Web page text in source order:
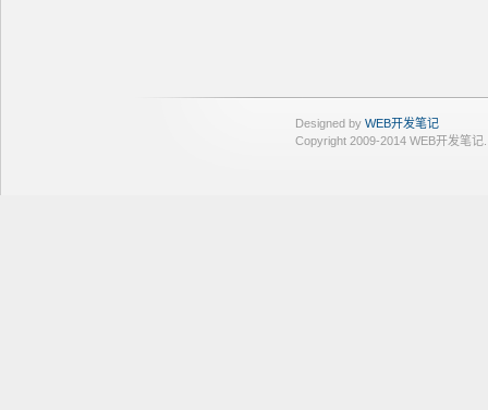
Designed by WEB开发笔记
Copyright 2009-2014 WEB开发笔